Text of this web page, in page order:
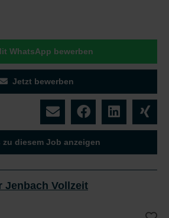
WhatsApp bewerben
Jetzt bewerben
zu diesem Job anzeigen
Jenbach Vollzeit